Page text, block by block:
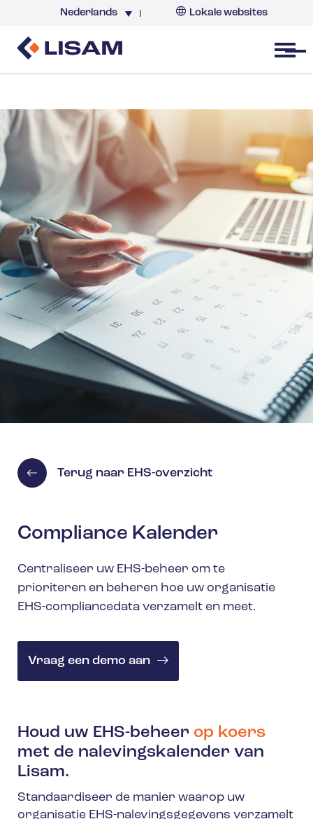
Nederlands Lokale websites
Open menu
Terug naar EHS-overzicht
Compliance Kalender
Centraliseer uw EHS-beheer om te
prioriteren en beheren hoe uw organisatie
EHS-compliancedata verzamelt en meet.
Vraag een demo aan
Houd uw EHS-beheer op koers
met de nalevingskalender van
Lisam.
Standaardiseer de manier waarop uw
organisatie EHS-nalevingsgegevens verzamelt